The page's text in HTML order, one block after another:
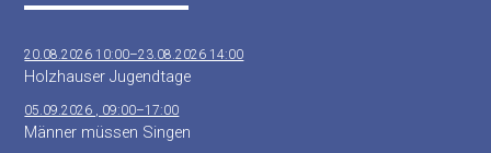
20.08.2026 10:00–23.08.2026 14:00
Holzhauser Jugendtage
05.09.2026 , 09:00–17:00
Männer müssen Singen